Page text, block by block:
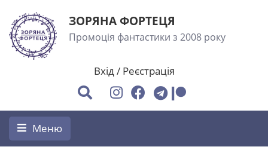
ЗОРЯНА ФОРТЕЦЯ
Промоція фантастики з 2008 року
Вхід/ Реєстрація
Меню